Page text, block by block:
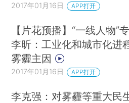
2017年01月16日 APP打开
【片花预播】“一线人物”
李昕：工业化和城市化进
雾霾主因
2017年01月16日 APP打开
李克强：对雾霾等重大民